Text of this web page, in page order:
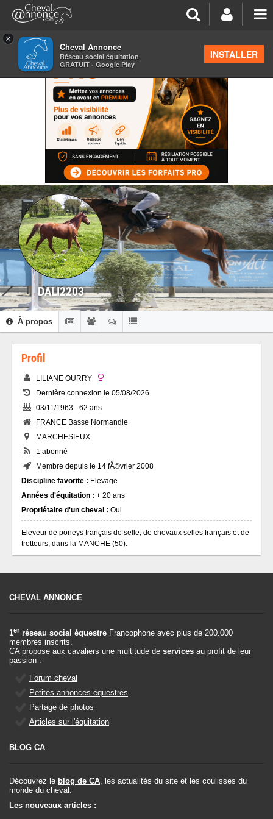
×
Cheval Annonce
Réseau social équitation
GRATUIT - Google Play
INSTALLER
DALI2203
À propos
Profil
LILIANE OURRY
Dernière connexion le 05/08/2026
03/11/1963 - 62 ans
FRANCE Basse Normandie
MARCHESIEUX
1 abonné
Membre depuis le 14 fÃ©vrier 2008
Discipline favorite : Elevage
Années d'équitation : + 20 ans
Propriétaire d'un cheval : Oui
Eleveur de poneys français de selle, de chevaux selles français et de
trotteurs, dans la MANCHE (50).
CHEVAL ANNONCE
1er réseau social équestre Francophone avec plus de 200.000
membres inscrits.
CA propose aux cavaliers une multitude de services au profit de leur
passion :
Forum cheval
Petites annonces équestres
Partage de photos
Articles sur l'équitation
BLOG CA
Découvrez le blog de CA, les actualités du site et les coulisses du
monde du cheval.
Les nouveaux articles :